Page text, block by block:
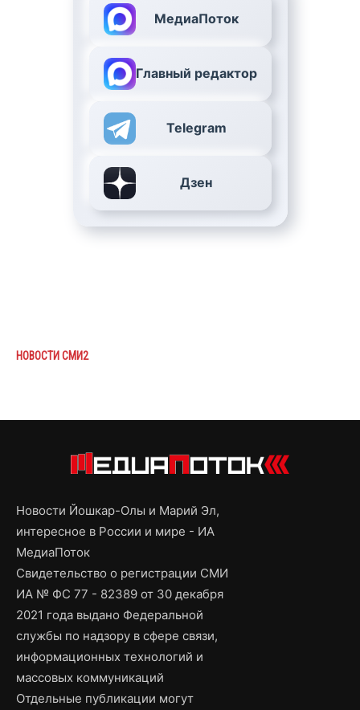
МедиаПоток
Главный редактор
Telegram
Дзен
НОВОСТИ СМИ2
Новости Йошкар-Олы и Марий Эл,
интересное в России и мире - ИА
МедиаПоток
Свидетельство о регистрации СМИ
ИА № ФС 77 - 82389 от 30 декабря
2021 года выдано Федеральной
службы по надзору в сфере связи,
информационных технологий и
массовых коммуникаций
Отдельные публикации могут